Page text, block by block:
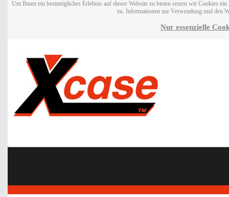
Um Ihnen ein bestmögliches Erlebnis auf dieser Website zu bieten setzen wir Cookies
zu. Informationen zur Verwendung und den
Nur essenzielle